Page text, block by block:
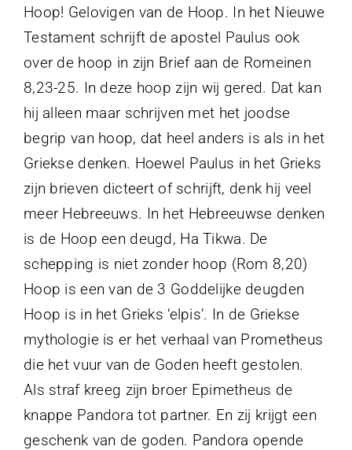
Hoop! Gelovigen van de Hoop. In het Nieuwe
Testament schrijft de apostel Paulus ook
over de hoop in zijn Brief aan de Romeinen
8,23-25. In deze hoop zijn wij gered. Dat kan
hij alleen maar schrijven met het joodse
begrip van hoop, dat heel anders is als in het
Griekse denken. Hoewel Paulus in het Grieks
zijn brieven dicteert of schrijft, denk hij veel
meer Hebreeuws. In het Hebreeuwse denken
is de Hoop een deugd, Ha Tikwa. De
schepping is niet zonder hoop (Rom 8,20)
Hoop is een van de 3 Goddelijke deugden
Hoop is in het Grieks ‘elpis’. In de Griekse
mythologie is er het verhaal van Prometheus
die het vuur van de Goden heeft gestolen.
Als straf kreeg zijn broer Epimetheus de
knappe Pandora tot partner. En zij krijgt een
geschenk van de goden. Pandora opende